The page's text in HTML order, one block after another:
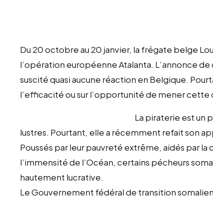
Du 20 octobre au 20 janvier, la frégate belge
l’opération européenne Atalanta. L’annonce
suscité quasi aucune réaction en Belgique.
l’efficacité ou sur l’opportunité de mener cette
La piraterie est un
lustres. Pourtant, elle a récemment refait son
Poussés par leur pauvreté extrême, aidés par
l’immensité de l’Océan, certains pécheurs
hautement lucrative.
Le Gouvernement fédéral de transition